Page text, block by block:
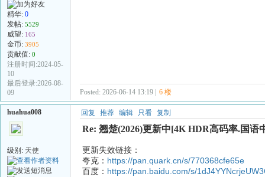
精华: 0
发帖: 5529
威望: 165
金币: 3905
贡献值: 0
注册时间:2024-05-
10
最后登录:2026-08-
09
Posted: 2026-06-14 13:19 | 6 楼
huahua008
级别: 天使
回复 推荐 编辑 只看 复制
Re: 翘楚(2026)更新中[4K HDR高码率.国语
更新失效链接：
夸克： https://pan.quark.cn/s/770368cfe65e
百度： https://pan.baidu.com/s/